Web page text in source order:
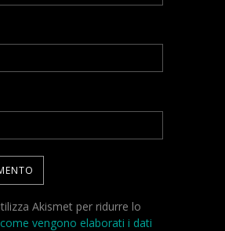
Akismet per ridurre lo
vengono elaborati i dati